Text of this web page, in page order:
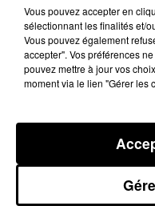
1er mai 2024 - 1 min
L'AGENDA DE
06H42
L'agenda de l'Ariege
Vous pouvez accepter en
sélectionnant les finalités et/
Vous pouvez également
accepter". Vos préférences
pouvez mettre à jour vos
moment via le lien "Gérer les